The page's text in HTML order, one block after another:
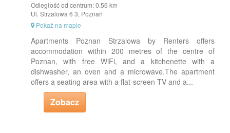
Odległość od centrum: 0.56 km
Ul. Strzalowa 6 3, Poznań
Pokaż na mapie
Apartments Poznan Strzalowa by Renters offers
accommodation within 200 metres of the centre of
Poznan, with free WiFi, and a kitchenette with a
dishwasher, an oven and a microwave.The apartment
offers a seating area with a flat-screen TV and a...
Zobacz